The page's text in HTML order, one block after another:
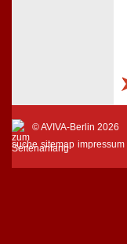
© AVIVA-Berlin 2026
suche sitemap impressum